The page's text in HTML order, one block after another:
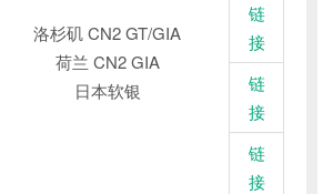
洛杉矶 CN2 GT/GIA
荷兰 CN2 GIA
日本软银
链
接
链
接
链
接